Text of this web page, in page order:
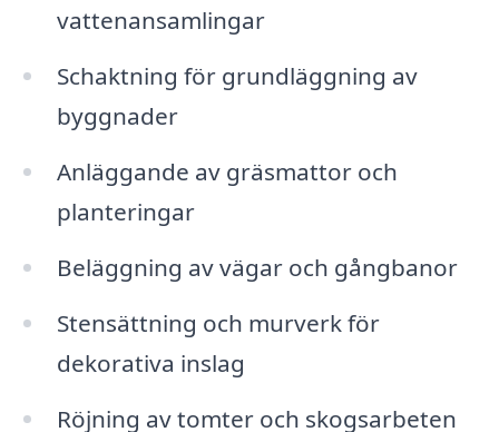
vattenansamlingar
Schaktning för grundläggning av
byggnader
Anläggande av gräsmattor och
planteringar
Beläggning av vägar och gångbanor
Stensättning och murverk för
dekorativa inslag
Röjning av tomter och skogsarbeten